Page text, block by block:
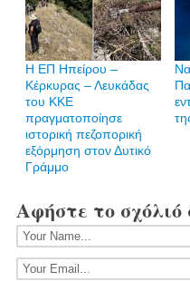
Η ΕΠ Ηπείρου –
Κέρκυρας – Λευκάδας
του ΚΚΕ
πραγματοποίησε
ιστορική πεζοπορική
εξόρμηση στον Δυτικό
Γράμμο
Αφήστε το σχόλιό